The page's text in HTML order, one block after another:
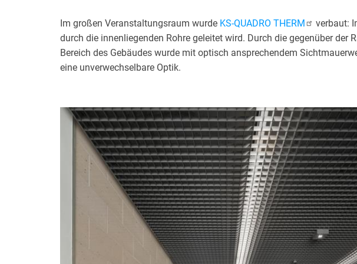
Im großen Veranstaltungsraum wurde KS-QUADRO THERM
verbaut:
durch die innenliegenden Rohre geleitet wird. Durch die gegenüber
Bereich des Gebäudes wurde mit optisch ansprechendem
eine unverwechselbare Optik.